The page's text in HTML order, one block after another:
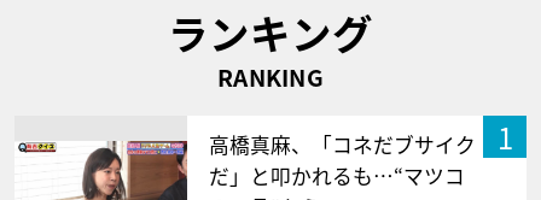
ランキング
RANKING
1
高橋真麻、「コネだブサイク
だ」と叩かれるも…“マツコ